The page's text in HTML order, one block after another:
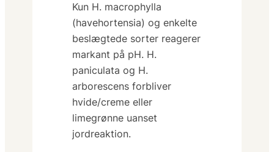
Kun H. macrophylla
(havehortensia) og enkelte
beslægtede sorter reagerer
markant på pH. H.
paniculata og H.
arborescens forbliver
hvide/creme eller
limegrønne uanset
jordreaktion.